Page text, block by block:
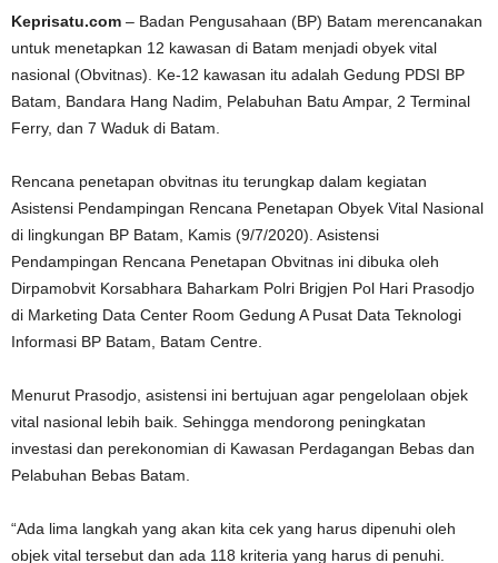
Keprisatu.com – Badan Pengusahaan (BP) Batam merencanakan
untuk menetapkan 12 kawasan di Batam menjadi obyek vital
nasional (Obvitnas). Ke-12 kawasan itu adalah Gedung PDSI BP
Batam, Bandara Hang Nadim, Pelabuhan Batu Ampar, 2 Terminal
Ferry, dan 7 Waduk di Batam.
Rencana penetapan obvitnas itu terungkap dalam kegiatan
Asistensi Pendampingan Rencana Penetapan Obyek Vital Nasional
di lingkungan BP Batam, Kamis (9/7/2020). Asistensi
Pendampingan Rencana Penetapan Obvitnas ini dibuka oleh
Dirpamobvit Korsabhara Baharkam Polri Brigjen Pol Hari Prasodjo
di Marketing Data Center Room Gedung A Pusat Data Teknologi
Informasi BP Batam, Batam Centre.
Menurut Prasodjo, asistensi ini bertujuan agar pengelolaan objek
vital nasional lebih baik. Sehingga mendorong peningkatan
investasi dan perekonomian di Kawasan Perdagangan Bebas dan
Pelabuhan Bebas Batam.
“Ada lima langkah yang akan kita cek yang harus dipenuhi oleh
objek vital tersebut dan ada 118 kriteria yang harus di penuhi.